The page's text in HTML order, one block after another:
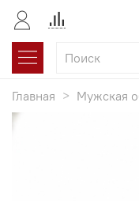
Главная Мужская